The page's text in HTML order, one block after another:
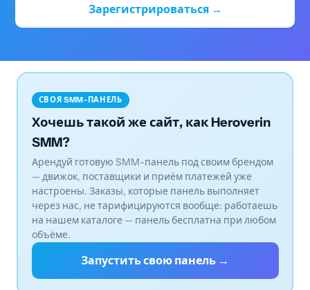
Зарегистрироваться →
СВОЯ SMM-ПАНЕЛЬ
Хочешь такой же сайт, как Heroverin
SMM?
Арендуй готовую SMM-панель под своим брендом
— движок, поставщики и приём платежей уже
настроены. Заказы, которые панель выполняет
через нас, не тарифицируются вообще: работаешь
на нашем каталоге — панель бесплатна при любом
объёме.
Запустить свою панель →